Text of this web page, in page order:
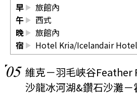
早
旅館內
午
西式
晚
旅館內
宿
Hotel Kria/Icelandair
05 維克－羽毛峽谷Feather
沙龍冰河湖&鑽石沙灘－